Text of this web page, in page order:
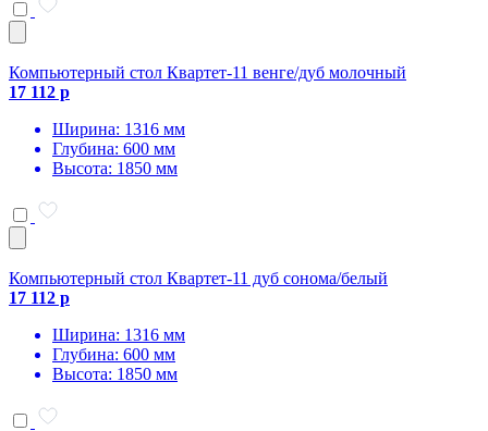
Компьютерный стол Квартет-11 венге/дуб молочный
17 112 р
Ширина: 1316 мм
Глубина: 600 мм
Высота: 1850 мм
Компьютерный стол Квартет-11 дуб сонома/белый
17 112 р
Ширина: 1316 мм
Глубина: 600 мм
Высота: 1850 мм